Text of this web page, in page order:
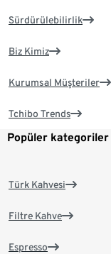
Sürdürülebilirlik
Biz Kimiz
Kurumsal Müşteriler
Tchibo Trends
Popüler kategoriler
Türk Kahvesi
Filtre Kahve
Espresso